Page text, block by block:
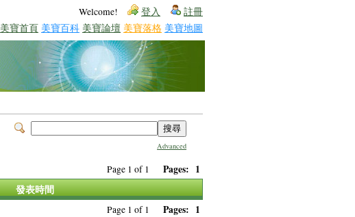
Welcome! 登入 註冊
美寶首頁 美寶百科 美寶論壇 美寶落格 美寶地圖
Advanced
Page 1 of 1 Pages: 1
發表時間
Page 1 of 1 Pages: 1